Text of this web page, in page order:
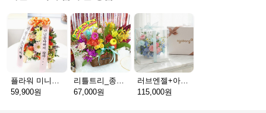
플라워 미니화환 A(서울)
59,900원
리틀트리_종이방향제(서울)
67,000원
러브엔젤+아가방딸랑이(서울)
115,000원